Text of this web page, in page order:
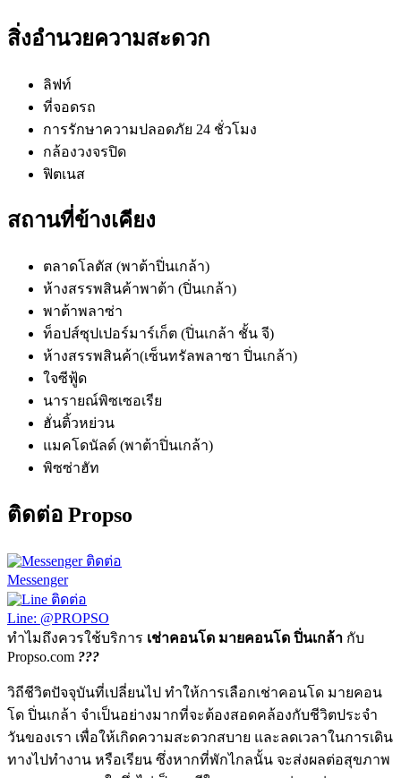
สิ่งอำนวยความสะดวก
ลิฟท์
ที่จอดรถ
การรักษาความปลอดภัย 24 ชั่วโมง
กล้องวงจรปิด
ฟิตเนส
สถานที่ข้างเคียง
ตลาดโลตัส (พาต้าปิ่นเกล้า)
ห้างสรรพสินค้าพาต้า (ปิ่นเกล้า)
พาต้าพลาซ่า
ท็อปส์ซุปเปอร์มาร์เก็ต (ปิ่นเกล้า ชั้น จี)
ห้างสรรพสินค้า(เซ็นทรัลพลาซา ปิ่นเกล้า)
ใจซีฟู้ด
นารายณ์พิซเซอเรีย
ฮั่นติ้วหย่วน
แมคโดนัลด์ (พาต้าปิ่นเกล้า)
พิซซ่าฮัท
ติดต่อ Propso
ติดต่อ
Messenger
ติดต่อ
Line: @PROPSO
ทำไมถึงควรใช้บริการ เช่าคอนโด มายคอนโด ปิ่นเกล้า กับ
Propso.com ???
วิถีชีวิตปัจจุบันที่เปลี่ยนไป ทำให้การเลือกเช่าคอนโด มายคอน
โด ปิ่นเกล้า จำเป็นอย่างมากที่จะต้องสอดคล้องกับชีวิตประจำ
วันของเรา เพื่อให้เกิดความสะดวกสบาย และลดเวลาในการเดิน
ทางไปทำงาน หรือเรียน ซึ่งหากที่พักไกลนั้น จะส่งผลต่อสุขภาพ